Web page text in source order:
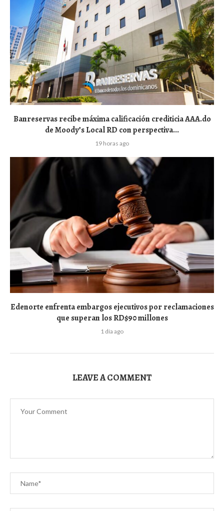
Banreservas recibe máxima calificación crediticia AAA.do
de Moody’s Local RD con perspectiva...
19 horas ago
Edenorte enfrenta embargos ejecutivos por reclamaciones
que superan los RD$90 millones
1 día ago
LEAVE A COMMENT